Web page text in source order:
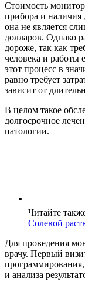
Стоимость
прибора и
она не является
долларов. Однако
дороже, так как
человека и работы
этот процесс в
равно требует
зависит от
В целом такое
долгосрочное
патологии.
Читайте
Cолевой
Для проведения
врачу. Первый
и анализа